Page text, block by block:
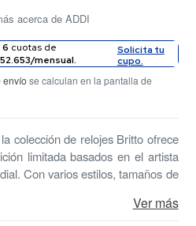
acerca de ADDI
6 cuotas de
mensual.
Solicita tu
cupo.
envíose calculan en la pantalla de
colección de relojes Britto ofrece
limitada basados en el artista
Con varios estilos, tamaños de
que ya se conocen con arte
Ver más